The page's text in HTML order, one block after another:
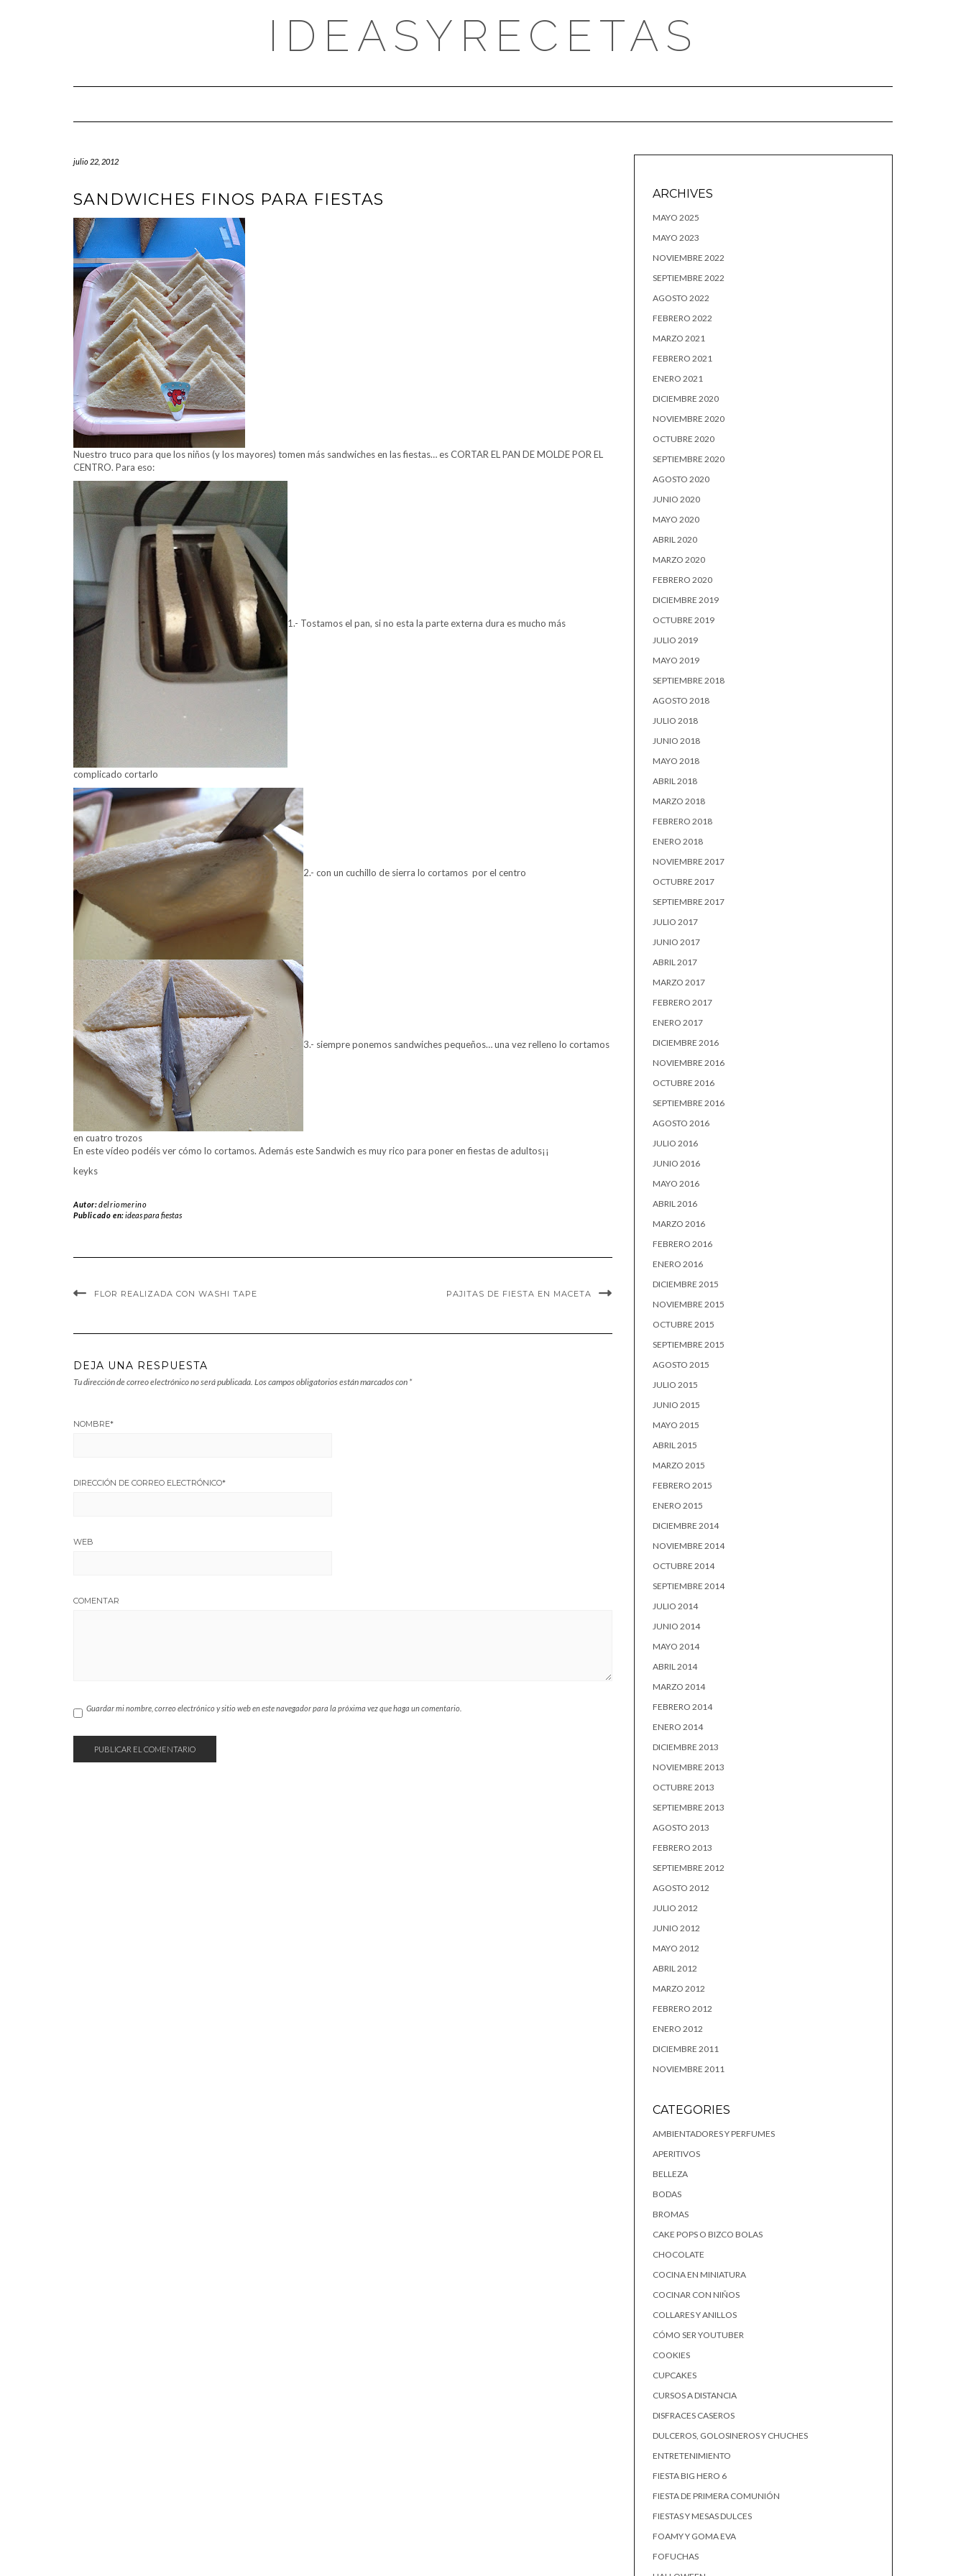
IDEASYRECETAS
julio 22, 2012
SANDWICHES FINOS PARA FIESTAS
Nuestro truco para que los niños (y los mayores) tomen más sandwiches en las fiestas… es CORTAR EL PAN DE MOLDE POR EL
CENTRO. Para eso:
1.- Tostamos el pan, si no esta la parte externa dura es mucho más
complicado cortarlo
2.- con un cuchillo de sierra lo cortamos por el centro
3.- siempre ponemos sandwiches pequeños… una vez relleno lo cortamos
en cuatro trozos
En este vídeo podéis ver cómo lo cortamos. Además este Sandwich es muy rico para poner en fiestas de adultos¡¡
keyks
Autor:delriomerino
Publicado en:ideas para fiestas
FLOR REALIZADA CON WASHI TAPE PAJITAS DE FIESTA EN MACETA
DEJA UNA RESPUESTA
Tu dirección de correo electrónico no será publicada. Los campos obligatorios están marcados con *
NOMBRE*
DIRECCIÓN DE CORREO ELECTRÓNICO*
WEB
COMENTAR
Guardar mi nombre, correo electrónico y sitio web en este navegador para la próxima vez que haga un comentario.
ARCHIVES
MAYO 2025
MAYO 2023
NOVIEMBRE 2022
SEPTIEMBRE 2022
AGOSTO 2022
FEBRERO 2022
MARZO 2021
FEBRERO 2021
ENERO 2021
DICIEMBRE 2020
NOVIEMBRE 2020
OCTUBRE 2020
SEPTIEMBRE 2020
AGOSTO 2020
JUNIO 2020
MAYO 2020
ABRIL 2020
MARZO 2020
FEBRERO 2020
DICIEMBRE 2019
OCTUBRE 2019
JULIO 2019
MAYO 2019
SEPTIEMBRE 2018
AGOSTO 2018
JULIO 2018
JUNIO 2018
MAYO 2018
ABRIL 2018
MARZO 2018
FEBRERO 2018
ENERO 2018
NOVIEMBRE 2017
OCTUBRE 2017
SEPTIEMBRE 2017
JULIO 2017
JUNIO 2017
ABRIL 2017
MARZO 2017
FEBRERO 2017
ENERO 2017
DICIEMBRE 2016
NOVIEMBRE 2016
OCTUBRE 2016
SEPTIEMBRE 2016
AGOSTO 2016
JULIO 2016
JUNIO 2016
MAYO 2016
ABRIL 2016
MARZO 2016
FEBRERO 2016
ENERO 2016
DICIEMBRE 2015
NOVIEMBRE 2015
OCTUBRE 2015
SEPTIEMBRE 2015
AGOSTO 2015
JULIO 2015
JUNIO 2015
MAYO 2015
ABRIL 2015
MARZO 2015
FEBRERO 2015
ENERO 2015
DICIEMBRE 2014
NOVIEMBRE 2014
OCTUBRE 2014
SEPTIEMBRE 2014
JULIO 2014
JUNIO 2014
MAYO 2014
ABRIL 2014
MARZO 2014
FEBRERO 2014
ENERO 2014
DICIEMBRE 2013
NOVIEMBRE 2013
OCTUBRE 2013
SEPTIEMBRE 2013
AGOSTO 2013
FEBRERO 2013
SEPTIEMBRE 2012
AGOSTO 2012
JULIO 2012
JUNIO 2012
MAYO 2012
ABRIL 2012
MARZO 2012
FEBRERO 2012
ENERO 2012
DICIEMBRE 2011
NOVIEMBRE 2011
CATEGORIES
AMBIENTADORES Y PERFUMES
APERITIVOS
BELLEZA
BODAS
BROMAS
CAKE POPS O BIZCO BOLAS
CHOCOLATE
COCINA EN MINIATURA
COCINAR CON NIÑOS
COLLARES Y ANILLOS
CÓMO SER YOUTUBER
COOKIES
CUPCAKES
CURSOS A DISTANCIA
DISFRACES CASEROS
DULCEROS, GOLOSINEROS Y CHUCHES
ENTRETENIMIENTO
FIESTA BIG HERO 6
FIESTA DE PRIMERA COMUNIÓN
FIESTAS Y MESAS DULCES
FOAMY Y GOMA EVA
FOFUCHAS